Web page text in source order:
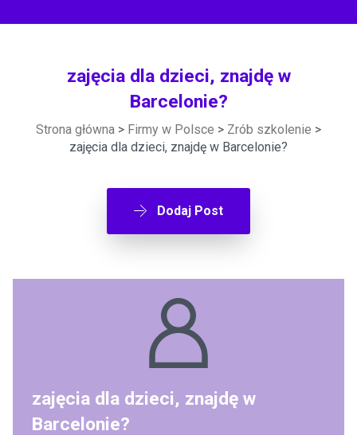
zajęcia dla dzieci, znajdę w
Barcelonie?
Strona główna > Firmy w Polsce > Zrób szkolenie >
zajęcia dla dzieci, znajdę w Barcelonie?
Dodaj Post
zajęcia dla dzieci, znajdę w
Barcelonie?